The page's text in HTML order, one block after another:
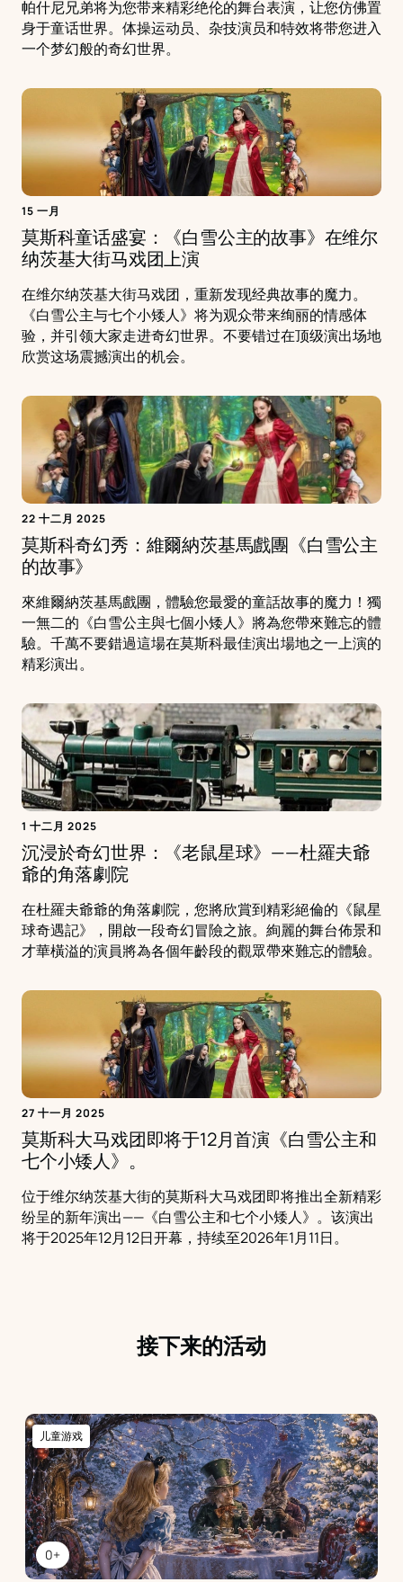
帕什尼兄弟将为您带来精彩绝伦的舞台表演，让您仿佛置
身于童话世界。体操运动员、杂技演员和特效将带您进入
一个梦幻般的奇幻世界。
15 一月
莫斯科童话盛宴：《白雪公主的故事》在维尔
纳茨基大街马戏团上演
在维尔纳茨基大街马戏团，重新发现经典故事的魔力。
《白雪公主与七个小矮人》将为观众带来绚丽的情感体
验，并引领大家走进奇幻世界。不要错过在顶级演出场地
欣赏这场震撼演出的机会。
22 十二月 2025
莫斯科奇幻秀：維爾納茨基馬戲團《白雪公主
的故事》
來維爾納茨基馬戲團，體驗您最愛的童話故事的魔力！獨
一無二的《白雪公主與七個小矮人》將為您帶來難忘的體
驗。千萬不要錯過這場在莫斯科最佳演出場地之一上演的
精彩演出。
1 十二月 2025
沉浸於奇幻世界：《老鼠星球》——杜羅夫爺
爺的角落劇院
在杜羅夫爺爺的角落劇院，您將欣賞到精彩絕倫的《鼠星
球奇遇記》，開啟一段奇幻冒險之旅。絢麗的舞台佈景和
才華橫溢的演員將為各個年齡段的觀眾帶來難忘的體驗。
27 十一月 2025
莫斯科大马戏团即将于12月首演《白雪公主和
七个小矮人》。
位于维尔纳茨基大街的莫斯科大马戏团即将推出全新精彩
纷呈的新年演出——《白雪公主和七个小矮人》。该演出
将于2025年12月12日开幕，持续至2026年1月11日。
接下来的活动
0+
儿童游戏